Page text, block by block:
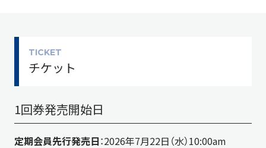
TICKET
チケット
1回券発売開始日
定期会員先行発売日：2026年7月22日（水）10:00am